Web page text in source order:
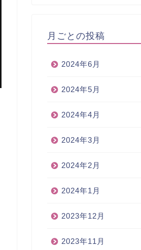
月ごとの投稿
2024年6月
2024年5月
2024年4月
2024年3月
2024年2月
2024年1月
2023年12月
2023年11月